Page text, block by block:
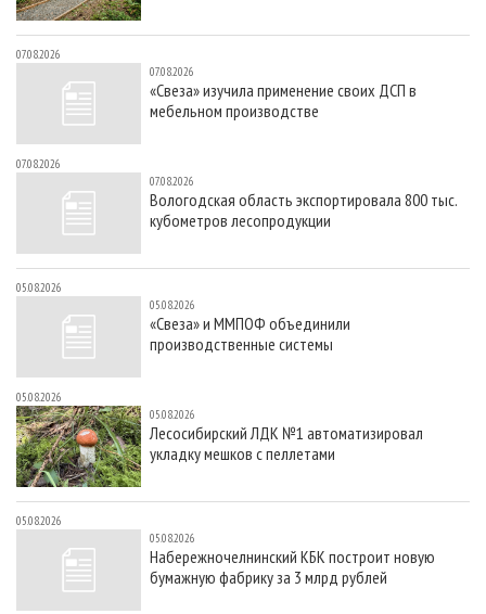
07.08.2026
07.08.2026
«Свеза» изучила применение своих ДСП в
мебельном производстве
07.08.2026
07.08.2026
Вологодская область экспортировала 800 тыс.
кубометров лесопродукции
05.08.2026
05.08.2026
«Свеза» и ММПОФ объединили
производственные системы
05.08.2026
05.08.2026
Лесосибирский ЛДК №1 автоматизировал
укладку мешков с пеллетами
05.08.2026
05.08.2026
Набережночелнинский КБК построит новую
бумажную фабрику за 3 млрд рублей